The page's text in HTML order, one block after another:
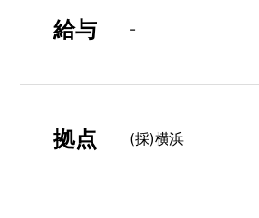
給与 -
拠点 (採)横浜